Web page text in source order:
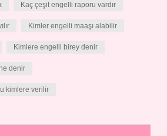
Kaç çeşit engelli raporu vardır
Kimler engelli maaşı alabilir
Kimlere engelli birey denir
denir
kimlere verilir